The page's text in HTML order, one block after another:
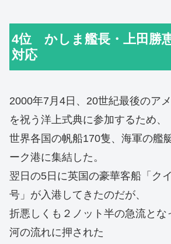
4位 かしま艦長・上田勝
対応
2000年7月4日、20世紀最後のア
を祝う洋上式典に参加するため、
世界各国の帆船170隻、海軍の艦
ーク港に集結した。
翌日の5日に英国の豪華客船「ク
号」が入港してきたのだが、
折悪しくも２ノット半の急流とな
河の流れに押された